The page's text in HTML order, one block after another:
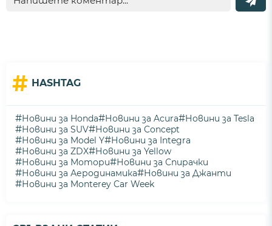
# HASHTAG
#Новини за Honda#Новини за Acura#Новини за Tesla
#Новини за SUV#Новини за Concept
#Новини за Model Y#Новини за Integra
#Новини за ZDX#Новини за Yellow
#Новини за Мотори#Новини за Спирачки
#Новини за Аеродинамика#Новини за Джанти
#Новини за Monterey Car Week